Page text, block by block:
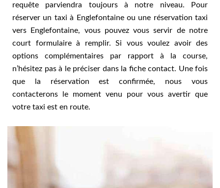
requête parviendra toujours à notre niveau. Pour
réserver un taxi à Englefontaine ou une réservation taxi
vers Englefontaine, vous pouvez vous servir de notre
court formulaire à remplir. Si vous voulez avoir des
options complémentaires par rapport à la course,
n’hésitez pas à le préciser dans la fiche contact. Une fois
que la réservation est confirmée, nous vous
contacterons le moment venu pour vous avertir que
votre taxi est en route.